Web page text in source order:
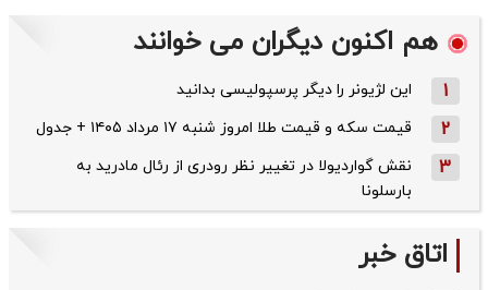
هم اکنون دیگران می خوانند
1 این لژیونر را دیگر پرسپولیسی بدانید
2 قیمت سکه و قیمت طلا امروز شنبه ۱۷ مرداد ۱۴۰۵ + جدول
3
نقش گواردیولا در تغییر نظر رودری از رئال مادرید به
بارسلونا
اتاق خبر